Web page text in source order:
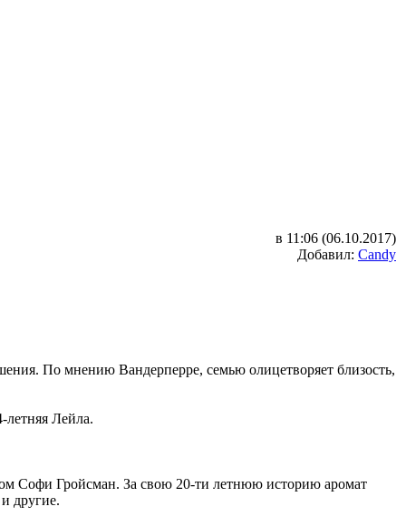
в 11:06 (06.10.2017)
Добавил: Candy
По мнению Вандерперре, семью олицетворяет близость,
Лейла.
Софи Гройсман. За свою 20-ти летнюю историю аромат
другие.